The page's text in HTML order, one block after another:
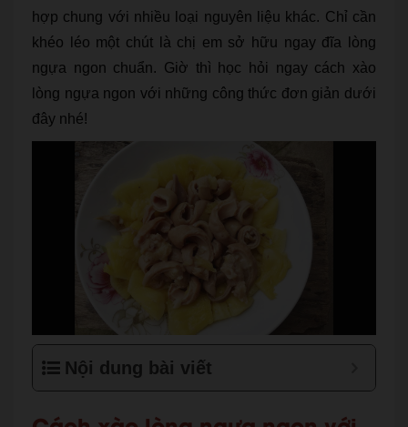
hợp chung với nhiều loại nguyên liệu khác. Chỉ cần
khéo léo một chút là chị em sở hữu ngay đĩa lòng
ngựa ngon chuẩn. Giờ thì học hỏi ngay cách xào
lòng ngựa ngon với những công thức đơn giản dưới
đây nhé!
Nội dung bài viết